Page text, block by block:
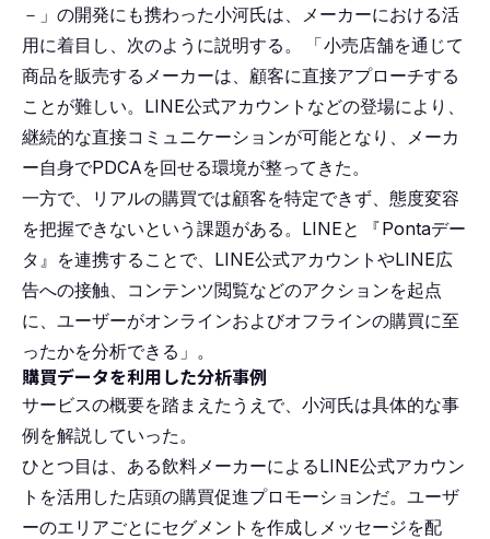
－」の開発にも携わった小河氏は、メーカーにおける活
用に着目し、次のように説明する。
「小売店舗を通じて
商品を販売するメーカーは、顧客に直接アプローチする
ことが難しい。LINE公式アカウントなどの登場により、
継続的な直接コミュニケーションが可能となり、メーカ
ー自身でPDCAを回せる環境が整ってきた。
一方で、リアルの購買では顧客を特定できず、態度変容
を把握できないという課題がある。LINEと
『Pontaデー
タ』を連携することで、LINE公式アカウントやLINE広
告への接触、コンテンツ閲覧などのアクションを起点
に、ユーザーがオンラインおよびオフラインの購買に至
ったかを分析できる」。
購買データを利用した分析事例
サービスの概要を踏まえたうえで、小河氏は具体的な事
例を解説していった。
ひとつ目は、ある飲料メーカーによるLINE公式アカウン
トを活用した店頭の購買促進プロモーションだ。ユーザ
ーのエリアごとにセグメントを作成しメッセージを配